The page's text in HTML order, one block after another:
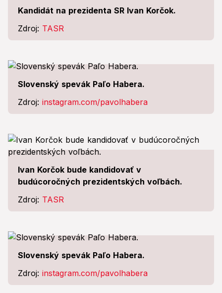
Kandidát na prezidenta SR Ivan Korčok.
Zdroj: TASR
Slovenský spevák Paľo Habera.
Zdroj: instagram.com/pavolhabera
Ivan Korčok bude kandidovať v
budúcoročných prezidentských voľbách.
Zdroj: TASR
Slovenský spevák Paľo Habera.
Zdroj: instagram.com/pavolhabera